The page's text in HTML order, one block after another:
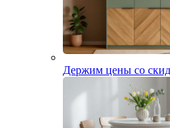
Держим цены со